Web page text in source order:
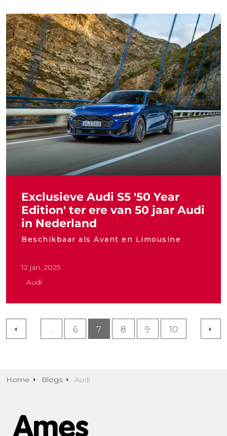
Exclusieve Audi S5 '50 Year
Edition' ter ere van 50 jaar Audi
in Nederland
Beschikbaar als Avant en Limousine
12 jan. 2025
Audi
... 6 7 8 9 10
Home Blogs Audi